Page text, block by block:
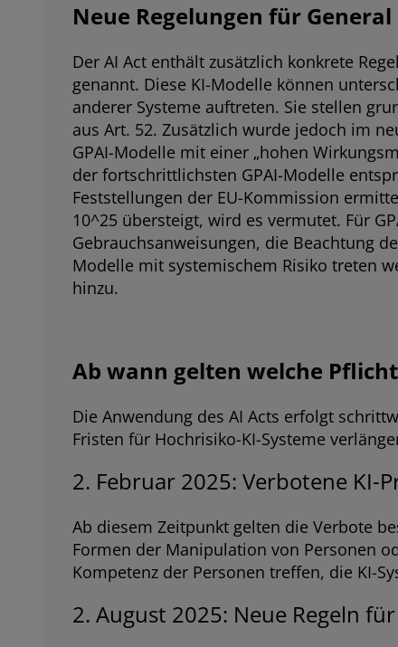
Neue Regelungen für General
Der AI Act enthält zusätzlich konkrete
genannt. Diese KI-Modelle können
anderer Systeme auftreten. Sie stellen
aus Art. 52. Zusätzlich wurde jedoch im
GPAI-Modelle mit einer „hohen
der fortschrittlichsten GPAI-Modelle
Feststellungen der EU-Kommission
10^25 übersteigt, wird es vermutet. Für
Gebrauchsanweisungen, die Beachtung
Modelle mit systemischem Risiko treten
hinzu.
Ab wann gelten welche
Die Anwendung des AI Acts erfolgt
Fristen für Hochrisiko-KI-Systeme
2. Februar 2025: Verbotene KI-
Ab diesem Zeitpunkt gelten die Verbote
Formen der Manipulation von Personen
Kompetenz der Personen treffen, die KI-
2. August 2025: Neue Regeln